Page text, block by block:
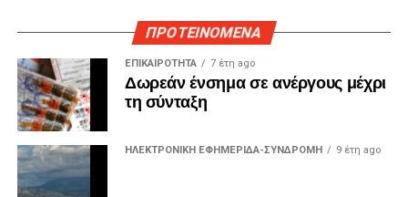
ΠΡΟΤΕΙΝΟΜΕΝΑ
ΕΠΙΚΑΙΡΟΤΗΤΑ 7 έτη ago
Δωρεάν ένσημα σε ανέργους μέχρι
τη σύνταξη
ΗΛΕΚΤΡΟΝΙΚΗ ΕΦΗΜΕΡΙΔΑ-ΣΥΝΔΡΟΜΗ 9 έτη ago